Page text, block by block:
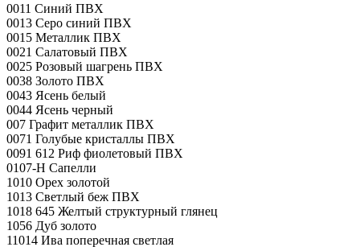
0011 Синий ПВХ
0013 Серо синий ПВХ
0015 Металлик ПВХ
0021 Салатовый ПВХ
0025 Розовый шагрень ПВХ
0038 Золото ПВХ
0043 Ясень белый
0044 Ясень черный
007 Графит металлик ПВХ
0071 Голубые кристаллы ПВХ
0091 612 Риф фиолетовый ПВХ
0107-H Сапелли
1010 Орех золотой
1013 Светлый беж ПВХ
1018 645 Желтый структурный глянец
1056 Дуб золото
11014 Ива поперечная светлая